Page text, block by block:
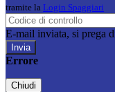
tramite la Login Spaggiari
E-mail inviata, si prega
Errore
Chiudi